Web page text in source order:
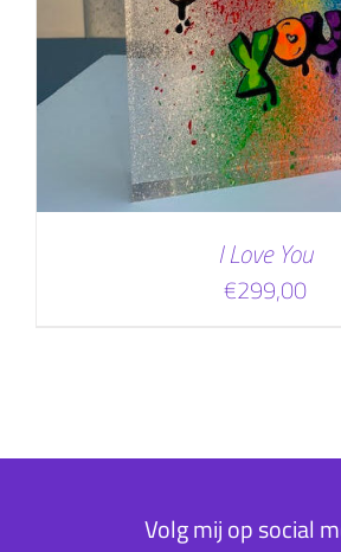
I Love You
€299,00
Volg mij op social